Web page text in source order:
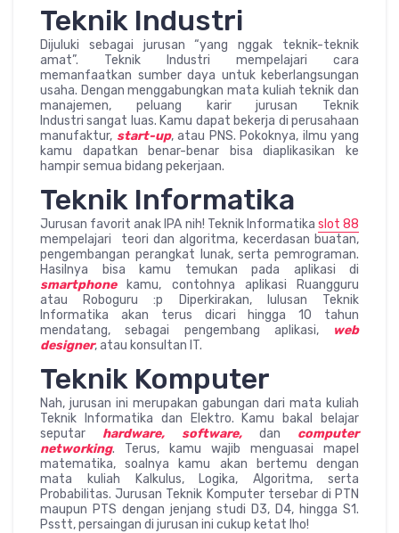
Teknik Industri
Dijuluki sebagai jurusan “yang nggak teknik-teknik
amat”. Teknik Industri mempelajari cara
memanfaatkan sumber daya untuk keberlangsungan
usaha. Dengan menggabungkan mata kuliah teknik dan
manajemen, peluang karir jurusan Teknik
Industri sangat luas. Kamu dapat bekerja di perusahaan
manufaktur, start-up, atau PNS. Pokoknya, ilmu yang
kamu dapatkan benar-benar bisa diaplikasikan ke
hampir semua bidang pekerjaan.
Teknik Informatika
Jurusan favorit anak IPA nih! Teknik Informatika slot 88
mempelajari teori dan algoritma, kecerdasan buatan,
pengembangan perangkat lunak, serta pemrograman.
Hasilnya bisa kamu temukan pada aplikasi di
smartphonekamu, contohnya aplikasi Ruangguru
atau Roboguru :p Diperkirakan, lulusan Teknik
Informatika akan terus dicari hingga 10 tahun
mendatang, sebagai pengembang aplikasi,
web
designer, atau konsultan IT.
Teknik Komputer
Nah, jurusan ini merupakan gabungan dari mata kuliah
Teknik Informatika dan Elektro. Kamu bakal belajar
seputar hardware, software, dan computer
networking. Terus, kamu wajib menguasai mapel
matematika, soalnya kamu akan bertemu dengan
mata kuliah Kalkulus, Logika, Algoritma, serta
Probabilitas. Jurusan Teknik Komputer tersebar di PTN
maupun PTS dengan jenjang studi D3, D4, hingga S1.
Psstt, persaingan di jurusan ini cukup ketat lho!